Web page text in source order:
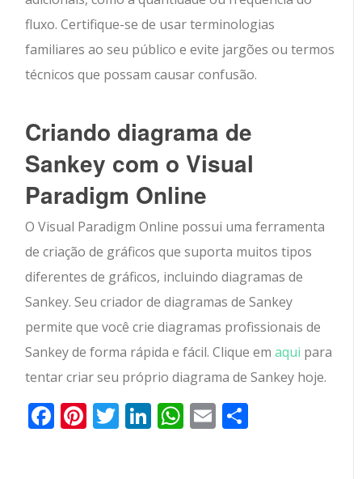
fluxo. Certifique-se de usar terminologias
familiares ao seu público e evite jargões ou termos
técnicos que possam causar confusão.
Criando diagrama de
Sankey com o Visual
Paradigm Online
O Visual Paradigm Online possui uma ferramenta
de criação de gráficos que suporta muitos tipos
diferentes de gráficos, incluindo diagramas de
Sankey. Seu criador de diagramas de Sankey
permite que você crie diagramas profissionais de
Sankey de forma rápida e fácil. Clique emaqui para
tentar criar seu próprio diagrama de Sankey hoje.
Facebook
Pinterest
Twitter
LinkedIn
WhatsApp
Email